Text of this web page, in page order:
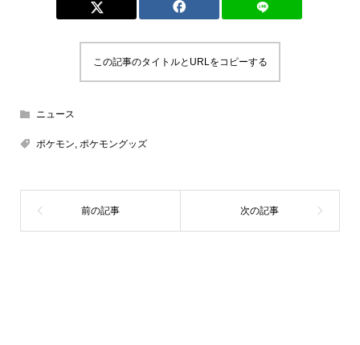
この記事のタイトルとURLをコピーする
ニュース
ポケモン, ポケモングッズ